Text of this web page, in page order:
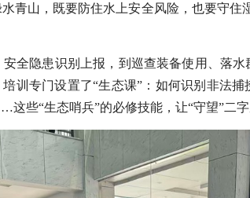
青山，既要防住水上安全风险，也要守
全隐患识别上报，到巡查装备使用、落
训专门设置了“生态课”：如何识别非法
些“生态哨兵”的必修技能，让“守望”二字